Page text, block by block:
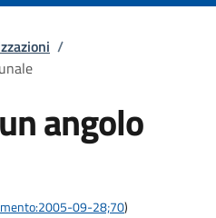
/
angolo
09-28;70)